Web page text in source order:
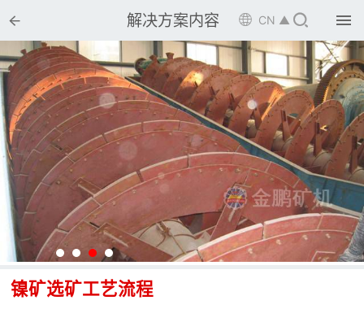
 解决方案内容 CN ▲ 
镍矿选矿工艺流程
 首页
 选矿设备
 配件耗材
 解决方案
 选矿总包
 案例中心